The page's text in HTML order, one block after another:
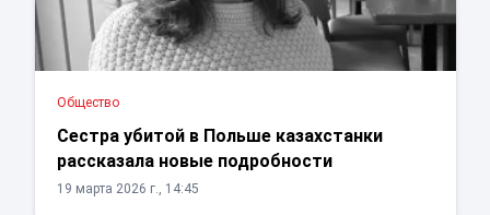
Общество
Сестра убитой в Польше казахстанки
рассказала новые подробности
19 марта 2026 г., 14:45